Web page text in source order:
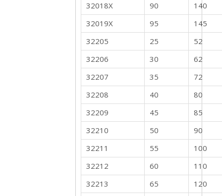
32018X
90
140
32019X
95
145
32205
25
52
32206
30
62
32207
35
72
32208
40
80
32209
45
85
32210
50
90
32211
55
100
32212
60
110
32213
65
120